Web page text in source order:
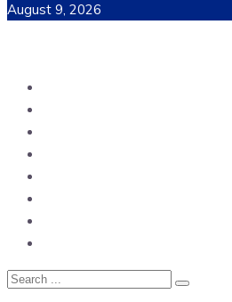
August 9, 2026